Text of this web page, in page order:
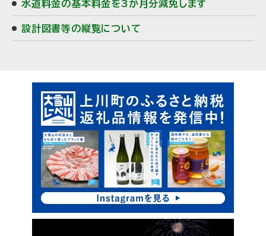
水道料金の基本料金を3か月分減免します
設計図書等の縦覧について